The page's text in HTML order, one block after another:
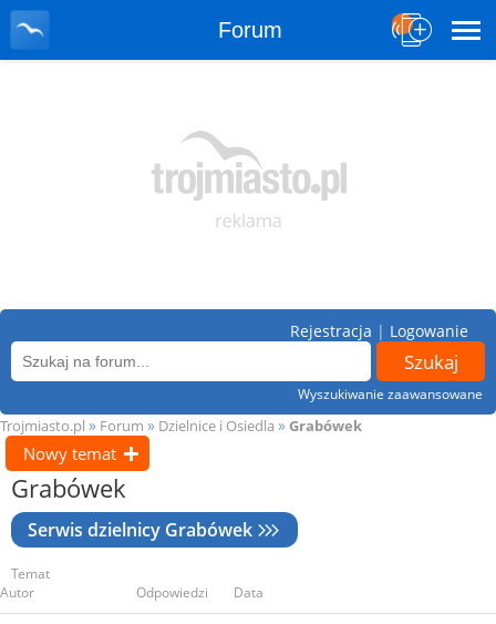
Forum
Wyszukiwanie zaawansowane
Rejestracja | Logowanie
Trojmiasto.pl » Forum » Dzielnice i Osiedla » Grabówek
Nowy temat
Grabówek
Serwis dzielnicy Grabówek
Temat
Autor
Odpowiedzi Data